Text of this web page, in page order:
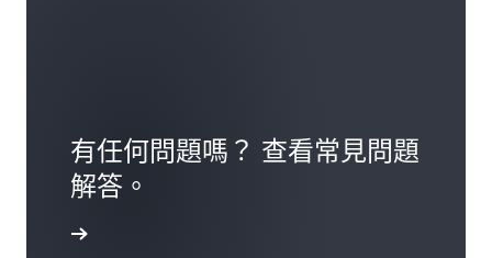
有任何問題嗎？ 查看常見問題
解答。